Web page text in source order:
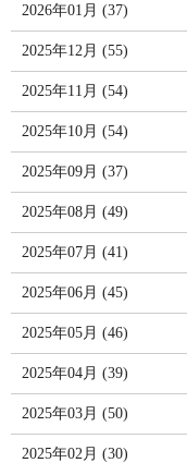
2026年01月 (37)
2025年12月 (55)
2025年11月 (54)
2025年10月 (54)
2025年09月 (37)
2025年08月 (49)
2025年07月 (41)
2025年06月 (45)
2025年05月 (46)
2025年04月 (39)
2025年03月 (50)
2025年02月 (30)